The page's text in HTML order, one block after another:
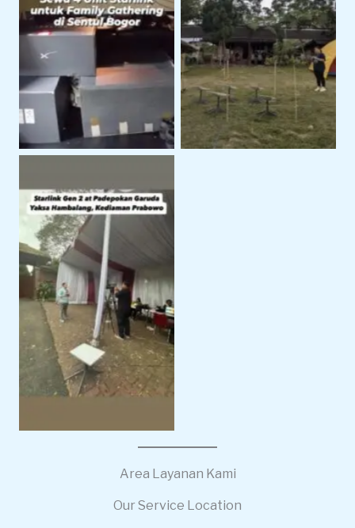
Untuk Acara Family
Gathering
Event dan Aktivitas
Outdoor
Starlink Support BTV
Kediaman Prabowo
Hambalang
Area Layanan Kami
Our Service Location